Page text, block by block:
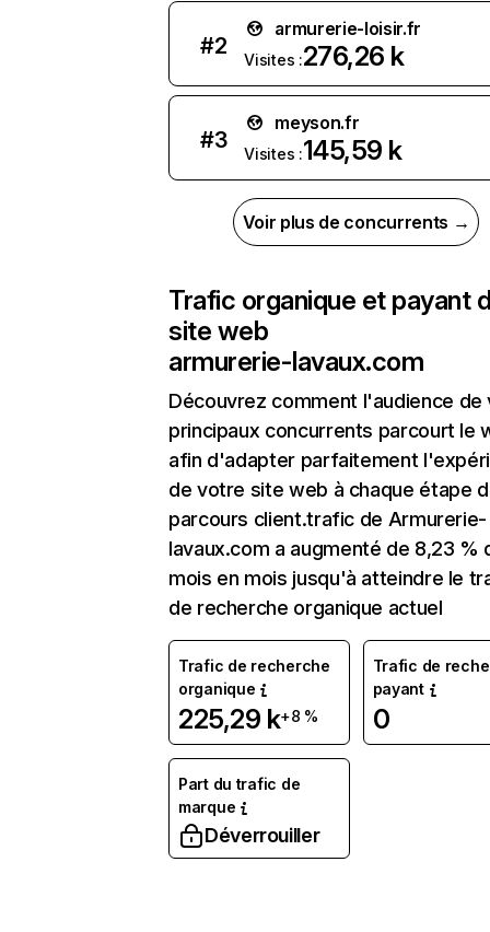
#2
armurerie-loisir.fr
Visites :276,26 k
#3
meyson.fr
Visites :145,59 k
Voir plus de concurrents →
Trafic organique et payant
site web
armurerie-lavaux.com
Découvrez comment l'audience de
principaux concurrents parcourt le
afin d'adapter parfaitement
de votre site web à chaque étape
parcours client.trafic de Armurerie-
lavaux.com a augmenté de 8,23 %
mois en mois jusqu'à atteindre le
de recherche organique actuel
Trafic de recherche
organique
225,29 k+8 %
Trafic de
payant
0
Part du trafic de
marque
Déverrouiller